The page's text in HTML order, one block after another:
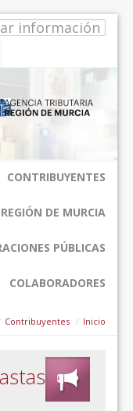
CONTRIBUYENTES
DE MURCIA
PÚBLICAS
COLABORADORES
Inicio
Contribuyentes